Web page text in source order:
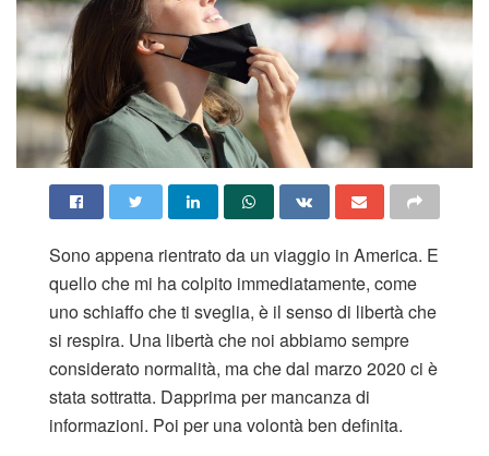
Sono appena rientrato da un viaggio in America. E
quello che mi ha colpito immediatamente, come
uno schiaffo che ti sveglia, è il senso di libertà che
si respira. Una libertà che noi abbiamo sempre
considerato normalità, ma che dal marzo 2020 ci è
stata sottratta. Dapprima per mancanza di
informazioni. Poi per una volontà ben definita.